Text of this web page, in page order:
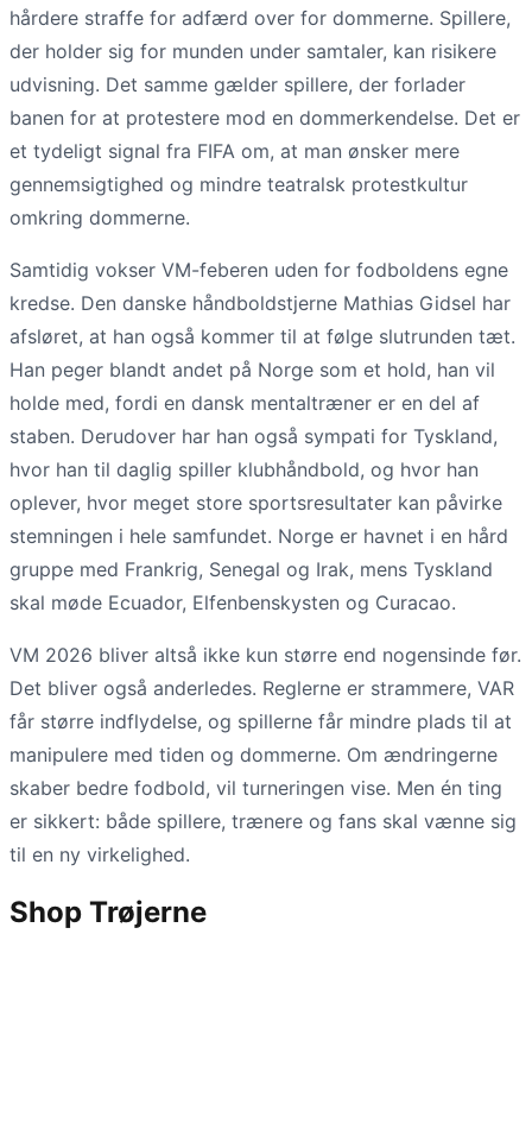
hårdere straffe for adfærd over for dommerne. Spillere,
der holder sig for munden under samtaler, kan risikere
udvisning. Det samme gælder spillere, der forlader
banen for at protestere mod en dommerkendelse. Det er
et tydeligt signal fra FIFA om, at man ønsker mere
gennemsigtighed og mindre teatralsk protestkultur
omkring dommerne.
Samtidig vokser VM-feberen uden for fodboldens egne
kredse. Den danske håndboldstjerne Mathias Gidsel har
afsløret, at han også kommer til at følge slutrunden tæt.
Han peger blandt andet på Norge som et hold, han vil
holde med, fordi en dansk mentaltræner er en del af
staben. Derudover har han også sympati for Tyskland,
hvor han til daglig spiller klubhåndbold, og hvor han
oplever, hvor meget store sportsresultater kan påvirke
stemningen i hele samfundet. Norge er havnet i en hård
gruppe med Frankrig, Senegal og Irak, mens Tyskland
skal møde Ecuador, Elfenbenskysten og Curacao.
VM 2026 bliver altså ikke kun større end nogensinde før.
Det bliver også anderledes. Reglerne er strammere, VAR
får større indflydelse, og spillerne får mindre plads til at
manipulere med tiden og dommerne. Om ændringerne
skaber bedre fodbold, vil turneringen vise. Men én ting
er sikkert: både spillere, trænere og fans skal vænne sig
til en ny virkelighed.
Shop Trøjerne